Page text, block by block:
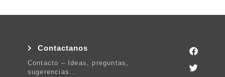
Contactanos
Contacto – Ideas, preguntas,
sugerencias…